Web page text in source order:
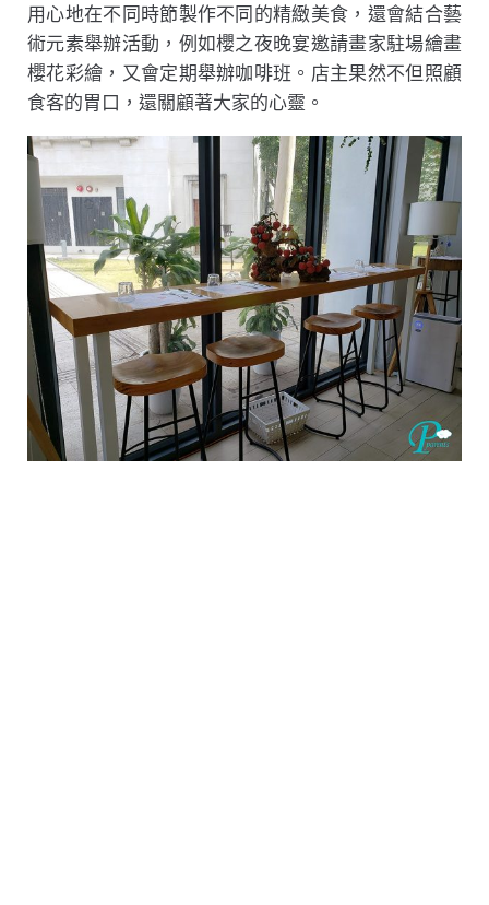
用心地在不同時節製作不同的精緻美食，還會結合藝
術元素舉辦活動，例如櫻之夜晚宴邀請畫家駐場繪畫
櫻花彩繪，又會定期舉辦咖啡班。店主果然不但照顧
食客的胃口，還關顧著大家的心靈。